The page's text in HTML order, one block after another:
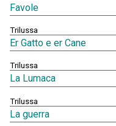
Favole
Trilussa
Er Gatto e er Cane
Trilussa
La Lumaca
Trilussa
La guerra